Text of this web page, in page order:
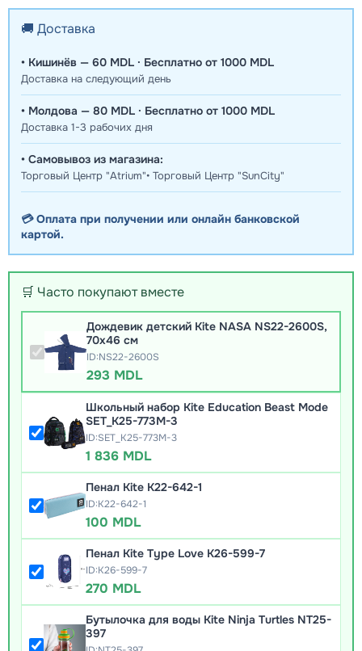
🚚 Доставка
• Кишинёв — 60 MDL · Бесплатно от 1000 MDL
Доставка на следующий день
• Молдова — 80 MDL · Бесплатно от 1000 MDL
Доставка 1-3 рабочих дня
• Самовывоз из магазина:
Торговый Центр "Atrium"• Торговый Центр "SunCity"
💳 Оплата при получении или онлайн банковской
картой.
🛒 Часто покупают вместе
Дождевик детский Kite NASA NS22-2600S,
70x46 см
ID:NS22-2600S
293 MDL
Школьный набор Kite Education Beast Mode
SET_K25-773M-3
ID:SET_K25-773M-3
1 836 MDL
Пенал Kite K22-642-1
ID:K22-642-1
100 MDL
Пенал Kite Type Love K26-599-7
ID:K26-599-7
270 MDL
Бутылочка для воды Kite Ninja Turtles NT25-
397